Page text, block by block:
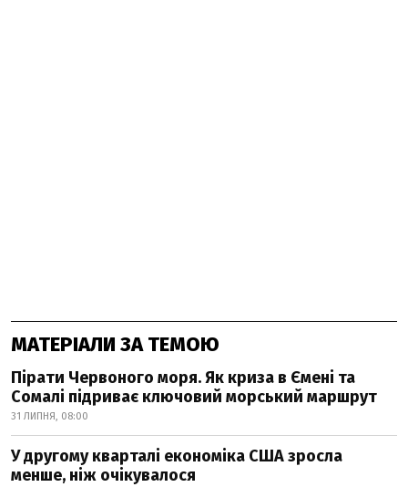
МАТЕРІАЛИ ЗА ТЕМОЮ
Пірати Червоного моря. Як криза в Ємені та
Сомалі підриває ключовий морський маршрут
31 ЛИПНЯ, 08:00
У другому кварталі економіка США зросла
менше, ніж очікувалося